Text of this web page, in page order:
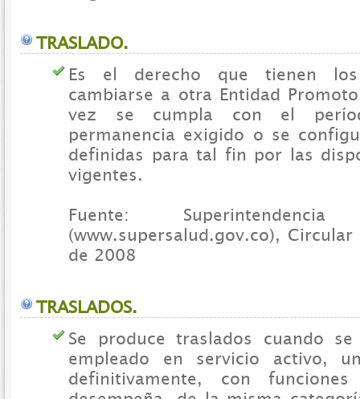
TRASLADO.
Es el derecho que tienen
cambiarse a otra Entidad
vez se cumpla con el
permanencia exigido o se
definidas para tal fin por las
vigentes.
Fuente:
(www.supersalud.gov.co),
de 2008
TRASLADOS.
Se produce traslados cuando
empleado en servicio activo,
definitivamente, con